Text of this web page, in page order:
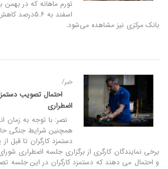
اسفند به
بانک‌ مرکزی نیز مشاهده می‌شود.
خبر/
احتمال تصویب
اضطراری
نصر: با توجه به زمان
همچنین شرایط جنگی
دستمزد کارگران تا
برخی نمایندگان کارگری از برگزاری جلسه اضطراری
و احتمال می دهند که دستمزد کارگران در این جلسه